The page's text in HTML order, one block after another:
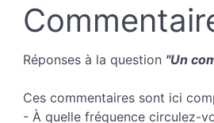
Réponses à la question "Un
Ces commentaires sont ici
- À quelle fréquence circulez-